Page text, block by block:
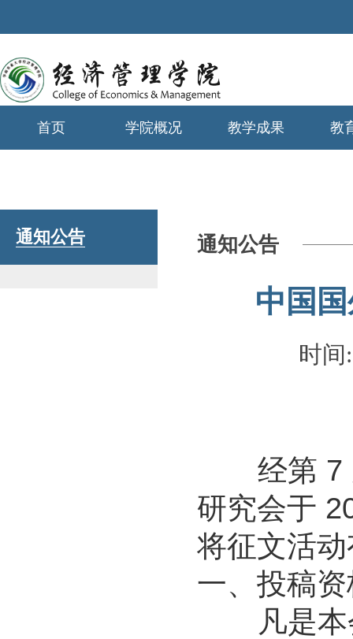
首页 学院概况 教学成果 教
通知公告 通知公告
中国
时间
经第 7
研究会于
将征文活
一、投稿
凡是本会